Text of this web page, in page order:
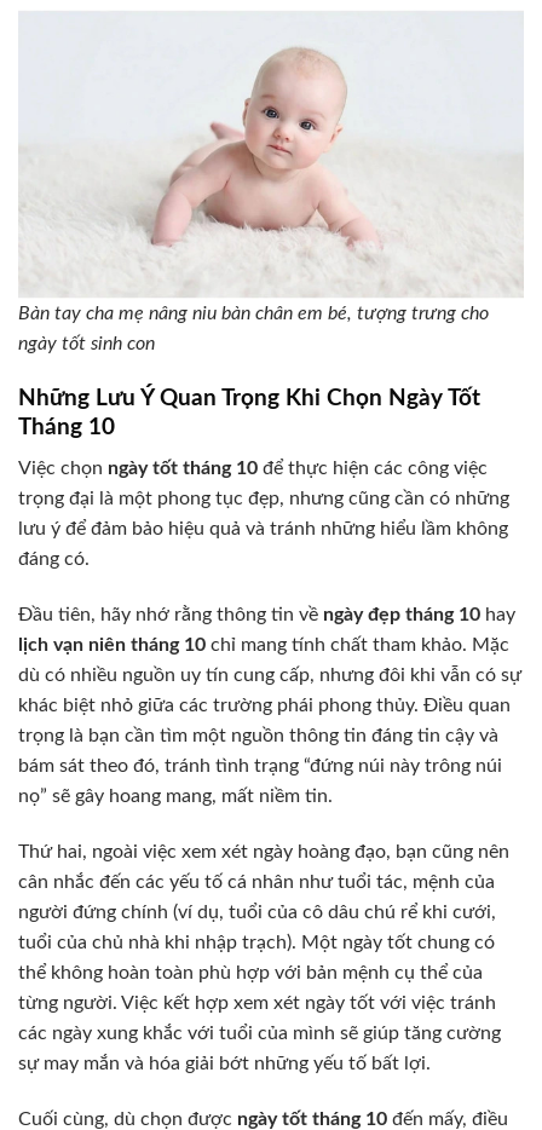
Bàn tay cha mẹ nâng niu bàn chân em bé, tượng trưng cho
ngày tốt sinh con
Những Lưu Ý Quan Trọng Khi Chọn Ngày Tốt
Tháng 10
Việc chọn ngày tốt tháng 10 để thực hiện các công việc
trọng đại là một phong tục đẹp, nhưng cũng cần có những
lưu ý để đảm bảo hiệu quả và tránh những hiểu lầm không
đáng có.
Đầu tiên, hãy nhớ rằng thông tin về ngày đẹp tháng 10 hay
lịch vạn niên tháng 10 chỉ mang tính chất tham khảo. Mặc
dù có nhiều nguồn uy tín cung cấp, nhưng đôi khi vẫn có sự
khác biệt nhỏ giữa các trường phái phong thủy. Điều quan
trọng là bạn cần tìm một nguồn thông tin đáng tin cậy và
bám sát theo đó, tránh tình trạng “đứng núi này trông núi
nọ” sẽ gây hoang mang, mất niềm tin.
Thứ hai, ngoài việc xem xét ngày hoàng đạo, bạn cũng nên
cân nhắc đến các yếu tố cá nhân như tuổi tác, mệnh của
người đứng chính (ví dụ, tuổi của cô dâu chú rể khi cưới,
tuổi của chủ nhà khi nhập trạch). Một ngày tốt chung có
thể không hoàn toàn phù hợp với bản mệnh cụ thể của
từng người. Việc kết hợp xem xét ngày tốt với việc tránh
các ngày xung khắc với tuổi của mình sẽ giúp tăng cường
sự may mắn và hóa giải bớt những yếu tố bất lợi.
Cuối cùng, dù chọn được ngày tốt tháng 10 đến mấy, điều